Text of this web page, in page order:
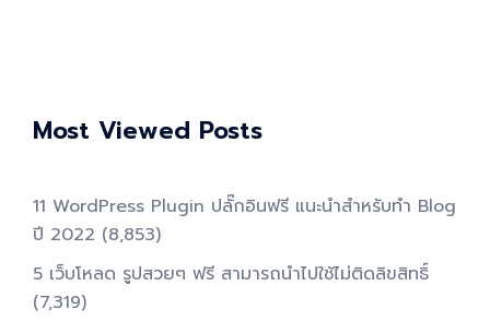
Most Viewed Posts
11 WordPress Plugin ปลั๊กอินฟรี แนะนำสำหรับทำ Blog
ปี 2022 (8,853)
5 เว็บโหลด รูปสวยๆ ฟรี สามารถนำไปใช้ไม่ติดลิขสิทธิ์
(7,319)